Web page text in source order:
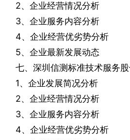
2、企业经营情况分析
3、企业服务内容分析
4、企业经营优劣势分析
5、企业最新发展动态
七、深圳信测标准技术服务
1、企业发展简况分析
2、企业经营情况分析
3、企业服务内容分析
4、企业经营优劣势分析